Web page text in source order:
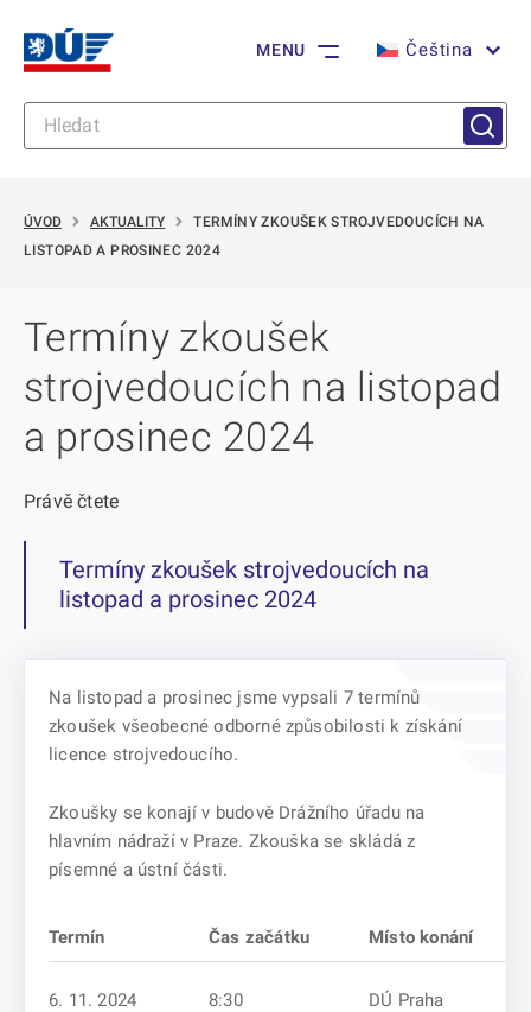
MENU Čeština
ÚVOD AKTUALITY
TERMÍNY ZKOUŠEK STROJVEDOUCÍCH NA
LISTOPAD A PROSINEC 2024
Termíny zkoušek
strojvedoucích na listopad
a prosinec 2024
Na listopad a prosinec jsme vypsali 7 termínů
zkoušek všeobecné odborné způsobilosti k získání
licence strojvedoucího.
Zkoušky se konají v budově Drážního úřadu na
hlavním nádraží v Praze. Zkouška se skládá z
písemné a ústní části.
Termín Čas začátku Místo konání
6. 11. 2024 8:30 DÚ Praha
Právě čtete
Termíny zkoušek strojvedoucích na
listopad a prosinec 2024